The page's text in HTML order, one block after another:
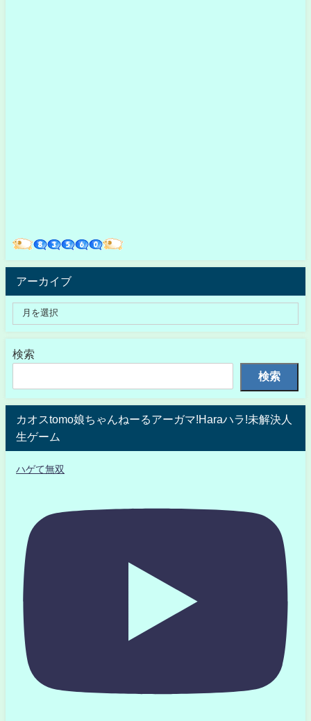
アーカイブ
検索
検索
カオスtomo娘ちゃんねーるアーガマ!Haraハラ!未解決人
生ゲーム
ハゲて無双